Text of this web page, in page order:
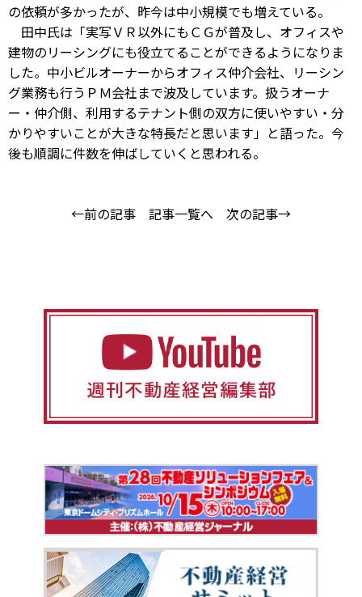
の依頼が多かったが、昨今は中小規模でも増えている。
田中氏は「実写ＶＲ以外にもＣＧが普及し、オフィスや
建物のリーシングにも役立てることができるようになりま
した。中小ビルオーナーからオフィス仲介会社、リーシン
グ業務も行うＰＭ会社まで波及しています。扱うオーナ
ー・仲介側、利用するテナント側の双方に使いやすい・分
かりやすいことが大きな特長だと思います」と語った。今
後も順調に件数を伸ばしていくと思われる。
←前の記事 記事一覧へ 次の記事→